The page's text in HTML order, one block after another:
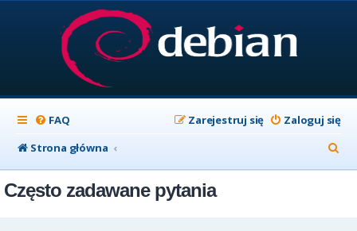
FAQ Zaloguj się
Zarejestruj się
Strona główna
z
Często zadawane pytania